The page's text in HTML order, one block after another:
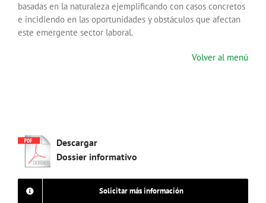
basadas en la naturaleza ejemplificando con casos concretos
e incidiendo en las oportunidades y obstáculos que afectan
este emergente sector laboral.
Volver al menú
Descargar
Dossier informativo
Solicitar más información